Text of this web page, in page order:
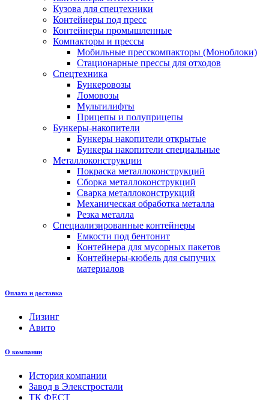
Кузова для спецтехники
Контейнеры под пресс
Контейнеры промышленные
Компакторы и прессы
Мобильные пресскомпакторы (Моноблоки)
Стационарные прессы для отходов
Спецтехника
Бункеровозы
Ломовозы
Мультилифты
Прицепы и полуприцепы
Бункеры-накопители
Бункеры накопители открытые
Бункеры накопители специальные
Металлоконструкции
Покраска металлоконструкций
Сборка металлоконструкций
Сварка металлоконструкций
Механическая обработка металла
Резка металла
Специализированные контейнеры
Емкости под бентонит
Контейнера для мусорных пакетов
Контейнеры-кюбель для сыпучих
материалов
Оплата и доставка
Лизинг
Авито
О компании
История компании
Завод в Элекстростали
ТК ФЕСТ